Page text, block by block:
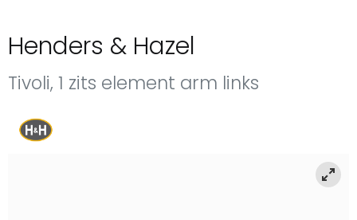
Henders & Hazel
Tivoli, 1 zits element arm links